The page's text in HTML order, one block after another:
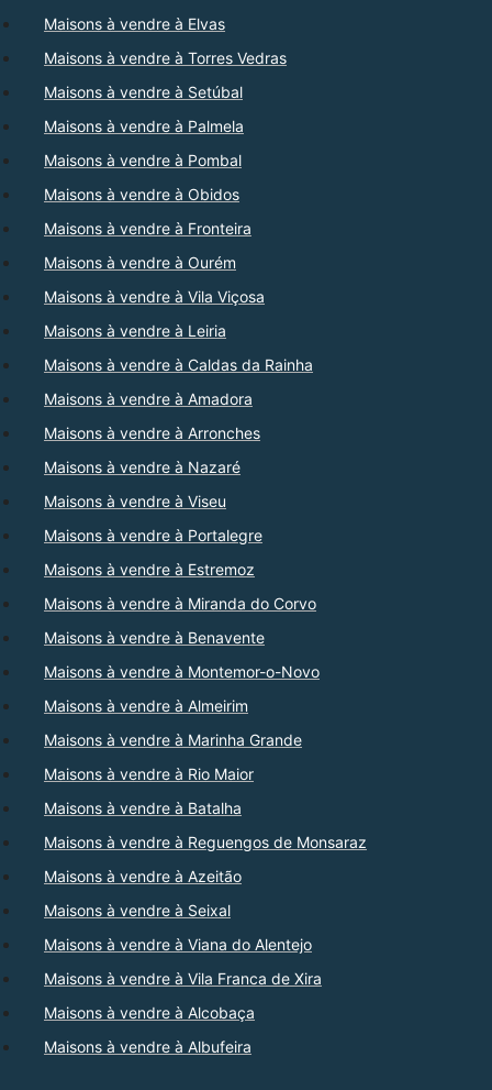
Maisons à vendre à Elvas
Maisons à vendre à Torres Vedras
Maisons à vendre à Setúbal
Maisons à vendre à Palmela
Maisons à vendre à Pombal
Maisons à vendre à Obidos
Maisons à vendre à Fronteira
Maisons à vendre à Ourém
Maisons à vendre à Vila Viçosa
Maisons à vendre à Leiria
Maisons à vendre à Caldas da Rainha
Maisons à vendre à Amadora
Maisons à vendre à Arronches
Maisons à vendre à Nazaré
Maisons à vendre à Viseu
Maisons à vendre à Portalegre
Maisons à vendre à Estremoz
Maisons à vendre à Miranda do Corvo
Maisons à vendre à Benavente
Maisons à vendre à Montemor-o-Novo
Maisons à vendre à Almeirim
Maisons à vendre à Marinha Grande
Maisons à vendre à Rio Maior
Maisons à vendre à Batalha
Maisons à vendre à Reguengos de Monsaraz
Maisons à vendre à Azeitão
Maisons à vendre à Seixal
Maisons à vendre à Viana do Alentejo
Maisons à vendre à Vila Franca de Xira
Maisons à vendre à Alcobaça
Maisons à vendre à Albufeira